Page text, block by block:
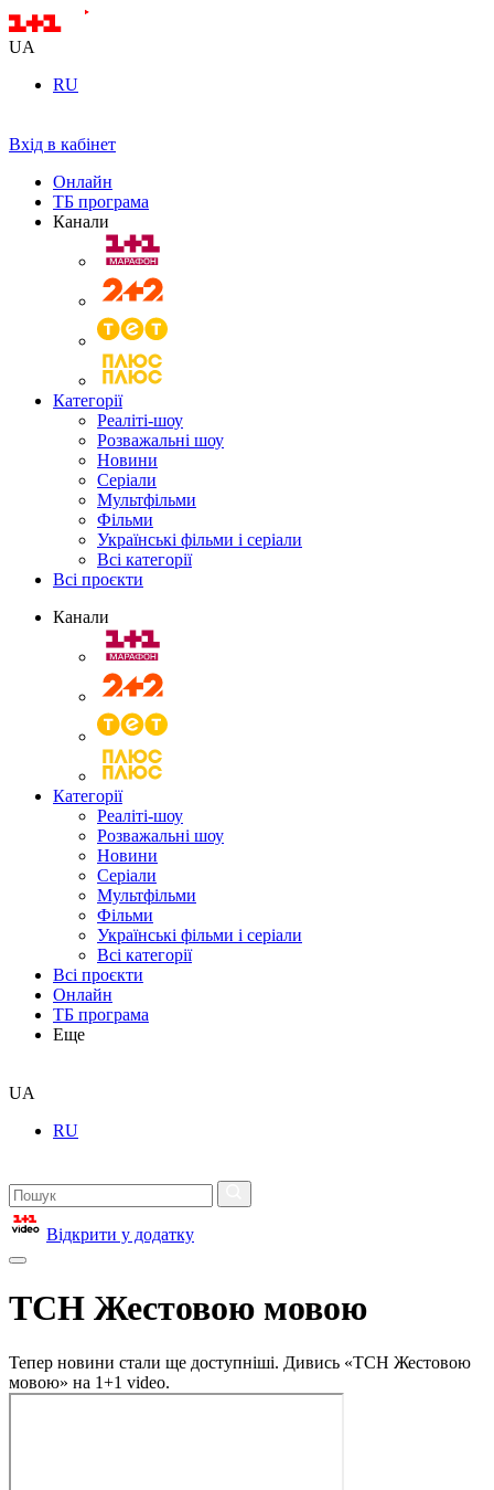
UA
RU
Вхід в кабінет
Онлайн
ТБ програма
Канали
Категорії
Реаліті-шоу
Розважальні шоу
Новини
Серіали
Мультфільми
Фільми
Українські фільми і серіали
Всі категорії
Всі проєкти
Канали
Категорії
Реаліті-шоу
Розважальні шоу
Новини
Серіали
Мультфільми
Фільми
Українські фільми і серіали
Всі категорії
Всі проєкти
Онлайн
ТБ програма
Еще
UA
RU
Відкрити у додатку
ТСН Жестовою мовою
Тепер новини стали ще доступніші. Дивись «ТСН Жестовою
мовою» на 1+1 video.